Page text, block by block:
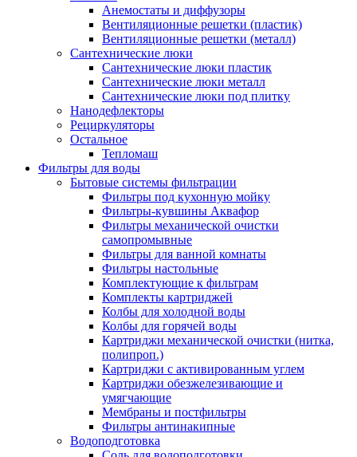
Анемостаты и диффузоры
Вентиляционные решетки (пластик)
Вентиляционные решетки (металл)
Сантехнические люки
Сантехнические люки пластик
Сантехнические люки металл
Сантехнические люки под плитку
Нанодефлекторы
Рециркуляторы
Остальное
Тепломаш
Фильтры для воды
Бытовые системы фильтрации
Фильтры под кухонную мойку
Фильтры-кувшины Аквафор
Фильтры механической очистки
самопромывные
Фильтры для ванной комнаты
Фильтры настольные
Комплектующие к фильтрам
Комплекты картриджей
Колбы для холодной воды
Колбы для горячей воды
Картриджи механической очистки (нитка,
полипроп.)
Картриджи с активированным углем
Картриджи обезжелезивающие и
умягчающие
Мембраны и постфильтры
Фильтры антинакипные
Водоподготовка